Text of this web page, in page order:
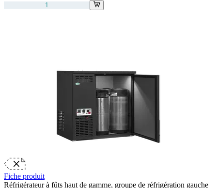
Fiche produit
Réfrigérateur à fûts haut de gamme, groupe de réfrigération gauche